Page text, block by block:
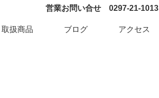
営業お問い合せ 0297-21-1013
取扱商品 ブログ アクセス